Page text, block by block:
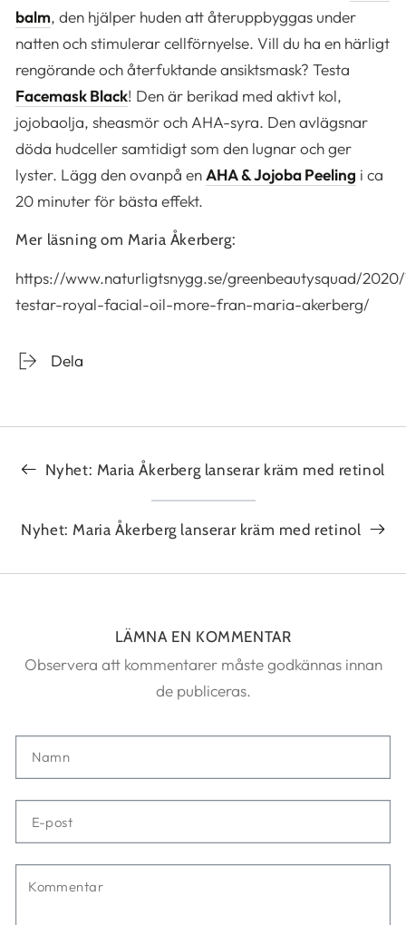
balm, den hjälper huden att återuppbyggas under
natten och stimulerar cellförnyelse. Vill du ha en härligt
rengörande och återfuktande ansiktsmask? Testa
Facemask Black! Den är berikad med aktivt kol,
jojobaolja, sheasmör och AHA-syra. Den avlägsnar
döda hudceller samtidigt som den lugnar och ger
lyster. Lägg den ovanpå en AHA & Jojoba Peeling i ca
20 minuter för bästa effekt.
Mer läsning om Maria Åkerberg:
https://www.naturligtsnygg.se/greenbeautysquad/
testar-royal-facial-oil-more-fran-maria-akerberg/
Dela
Nyhet: Maria Åkerberg lanserar kräm med retinol
Nyhet: Maria Åkerberg lanserar kräm med retinol
LÄMNA EN KOMMENTAR
Observera att kommentarer måste godkännas innan
de publiceras.
Namn
post
Kommentar